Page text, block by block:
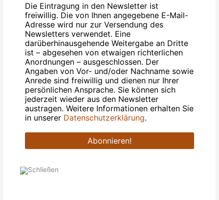
Die Eintragung in den Newsletter ist
freiwillig. Die von Ihnen angegebene E-Mail-
Adresse wird nur zur Versendung des
Newsletters verwendet. Eine
darüberhinausgehende Weitergabe an Dritte
ist – abgesehen von etwaigen richterlichen
Anordnungen – ausgeschlossen. Der
Angaben von Vor- und/oder Nachname sowie
Anrede sind freiwillig und dienen nur Ihrer
persönlichen Ansprache. Sie können sich
jederzeit wieder aus den Newsletter
austragen. Weitere Informationen erhalten Sie
in unserer Datenschutzerklärung.